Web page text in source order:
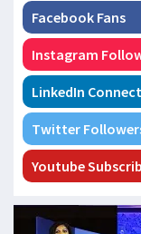
Facebook Fans
Instagram
LinkedIn
Twitter
Youtube